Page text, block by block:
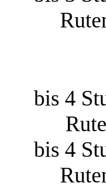
bis 4
bis 4